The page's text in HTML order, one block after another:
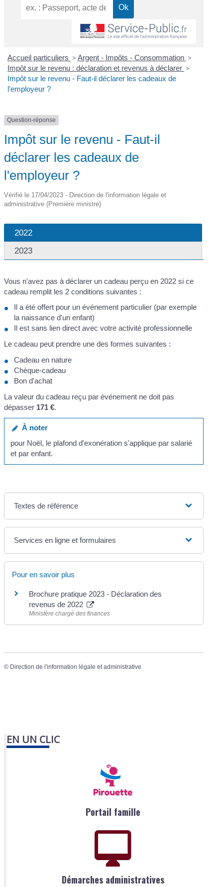
Accueil particuliers > Argent - Impôts - Consommation >
Impôt sur le revenu : déclaration et revenus à déclarer >
Impôt sur le revenu - Faut-il déclarer les cadeaux de
l'employeur ?
Question-réponse
Impôt sur le revenu - Faut-il
déclarer les cadeaux de
l'employeur ?
Vérifié le 17/04/2023 - Direction de l'information légale et
administrative (Première ministre)
2022
2023
Vous n'avez pas à déclarer un cadeau perçu en 2022 si ce
cadeau remplit les 2 conditions suivantes :
Il a été offert pour un événement particulier (par exemple
la naissance d'un enfant)
Il est sans lien direct avec votre activité professionnelle
Le cadeau peut prendre une des formes suivantes :
Cadeau en nature
Chèque-cadeau
Bon d'achat
La valeur du cadeau reçu par événement ne doit pas
dépasser 171 €.
À noter
pour Noël, le plafond d'exonération s'applique par salarié
et par enfant.
Textes de référence
Services en ligne et formulaires
Pour en savoir plus
Brochure pratique 2023 - Déclaration des
revenus de 2022
Ministère chargé des finances
© Direction de l'information légale et administrative
EN UN CLIC
Portail famille
Démarches administratives